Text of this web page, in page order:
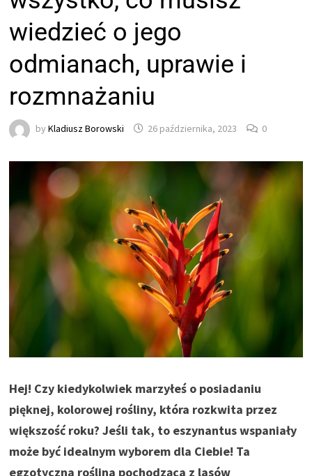
wiedzieć o jego
odmianach, uprawie i
rozmnażaniu
byKladiusz Borowski 26 października, 2023 0
Hej! Czy kiedykolwiek marzyłeś o posiadaniu
pięknej, kolorowej rośliny, która rozkwita przez
większość roku? Jeśli tak, to eszynantus wspaniały
może być idealnym wyborem dla Ciebie! Ta
egzotyczna roślina pochodząca z lasów